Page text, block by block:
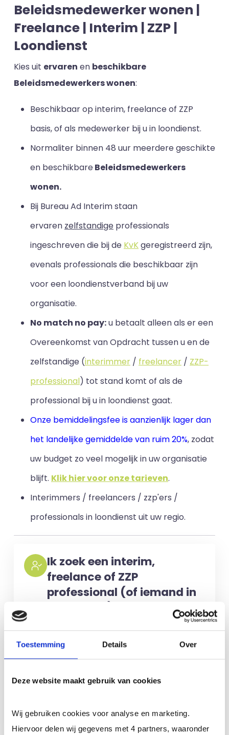
Toestemming Details Over
Deze website maakt gebruik van cookies
Wij gebruiken cookies voor analyse en marketing.
Hiervoor delen wij gegevens met 4 partners, waaronder
Beleidsmedewerker wonen |
Freelance | Interim | ZZP |
Loondienst
Kies uit ervaren en beschikbare
Beleidsmedewerkers wonen:
Beschikbaar op interim, freelance of ZZP
basis, of als medewerker bij u in loondienst.
Normaliter binnen 48 uur meerdere geschikte
en beschikbareBeleidsmedewerkers
wonen.
Bij Bureau Ad Interim staan
ervaren zelfstandige professionals
ingeschreven die bij de KvKgeregistreerd zijn,
evenals professionals die beschikbaar zijn
voor een loondienstverband bij uw
organisatie.
No match no pay:u betaalt alleen als er een
Overeenkomst van Opdracht tussen u en de
zelfstandige (interimmer / freelancer / ZZP-
professional) tot stand komt of als de
professional bij u in loondienst gaat.
Onze bemiddelingsfee is aanzienlijk lager dan
het landelijke gemiddelde van ruim 20%, zodat
uw budget zo veel mogelijk in uw organisatie
blijft. Klik hier voor onze tarieven.
Interimmers / freelancers / zzp'ers /
professionals in loondienst uit uw regio.
Ik zoek een interim,
freelance of ZZP
professional (of iemand in
loondienst)
kandidaten berekenen wij geen kosten.
No match? No pay!Kosten worden
alleen gemaakt als een professional
Meer informatie